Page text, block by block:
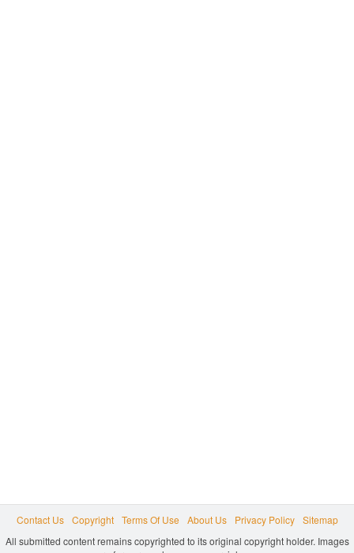
Contact Us Copyright Terms Of Use About Us Privacy Policy
Sitemap
All submitted content remains copyrighted to its original copyright holder. Images